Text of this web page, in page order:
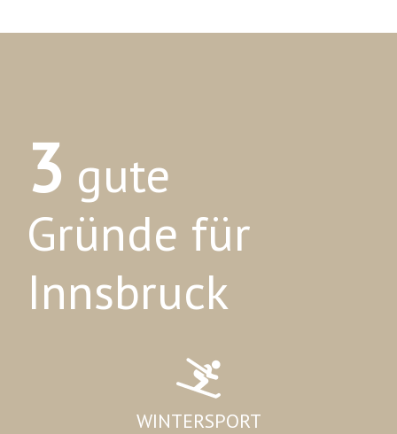
3 gute
Gründe für
Innsbruck
WINTERSPORT